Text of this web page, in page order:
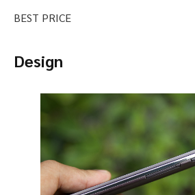
BEST PRICE
Design